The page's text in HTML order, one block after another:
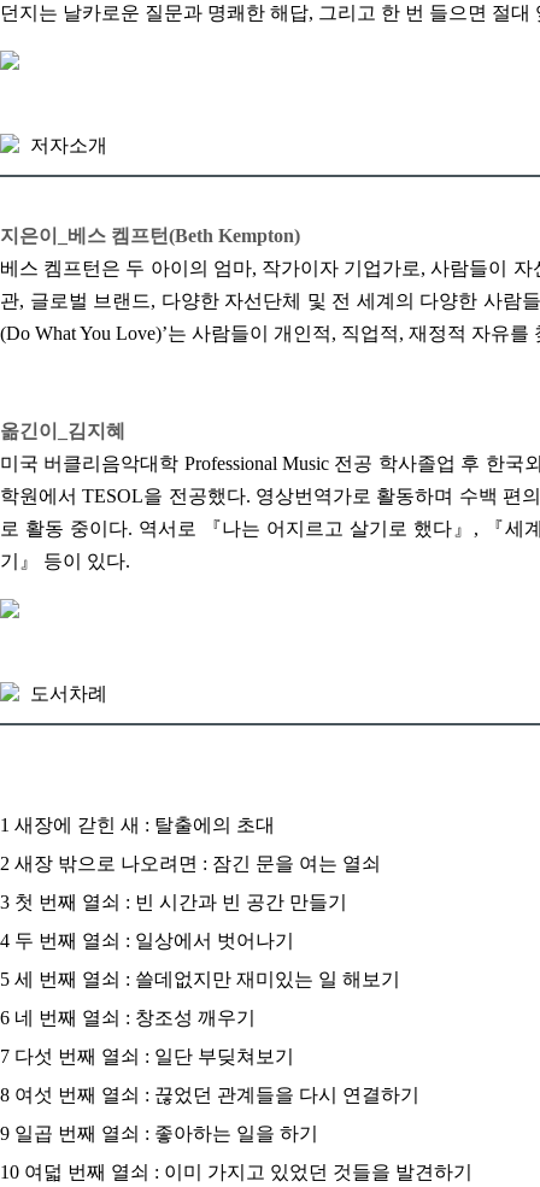
던지는 날카로운 질문과 명쾌한 해답, 그리고 한 번 들으면 절대
저자소개
지은이_베스 켐프턴(Beth Kempton)
베스 켐프턴은 두 아이의 엄마, 작가이자 기업가로, 사람들이
관, 글로벌 브랜드, 다양한 자선단체 및 전 세계의 다양한 사람
(Do What You Love)’는 사람들이 개인적, 직업적, 재정적 자유
옮긴이_김지혜
미국 버클리음악대학 Professional Music 전공 학사졸업 후 한
학원에서 TESOL을 전공했다. 영상번역가로 활동하며 수백 편
로 활동 중이다. 역서로 『나는 어지르고 살기로 했다』, 『
기』 등이 있다.
도서차례
1 새장에 갇힌 새 : 탈출에의 초대
2 새장 밖으로 나오려면 : 잠긴 문을 여는 열쇠
3 첫 번째 열쇠 : 빈 시간과 빈 공간 만들기
4 두 번째 열쇠 : 일상에서 벗어나기
5 세 번째 열쇠 : 쓸데없지만 재미있는 일 해보기
6 네 번째 열쇠 : 창조성 깨우기
7 다섯 번째 열쇠 : 일단 부딪쳐보기
8 여섯 번째 열쇠 : 끊었던 관계들을 다시 연결하기
9 일곱 번째 열쇠 : 좋아하는 일을 하기
10 여덟 번째 열쇠 : 이미 가지고 있었던 것들을 발견하기